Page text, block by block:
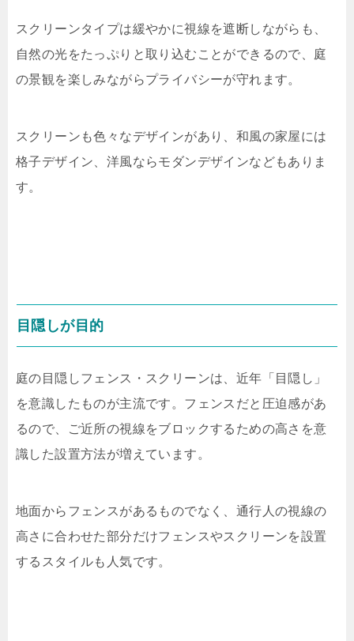
スクリーンタイプは緩やかに視線を遮断しながらも、
自然の光をたっぷりと取り込むことができるので、庭
の景観を楽しみながらプライバシーが守れます。
スクリーンも色々なデザインがあり、和風の家屋には
格子デザイン、洋風ならモダンデザインなどもありま
す。
目隠しが目的
庭の目隠しフェンス・スクリーンは、近年「目隠し」
を意識したものが主流です。フェンスだと圧迫感があ
るので、ご近所の視線をブロックするための高さを意
識した設置方法が増えています。
地面からフェンスがあるものでなく、通行人の視線の
高さに合わせた部分だけフェンスやスクリーンを設置
するスタイルも人気です。